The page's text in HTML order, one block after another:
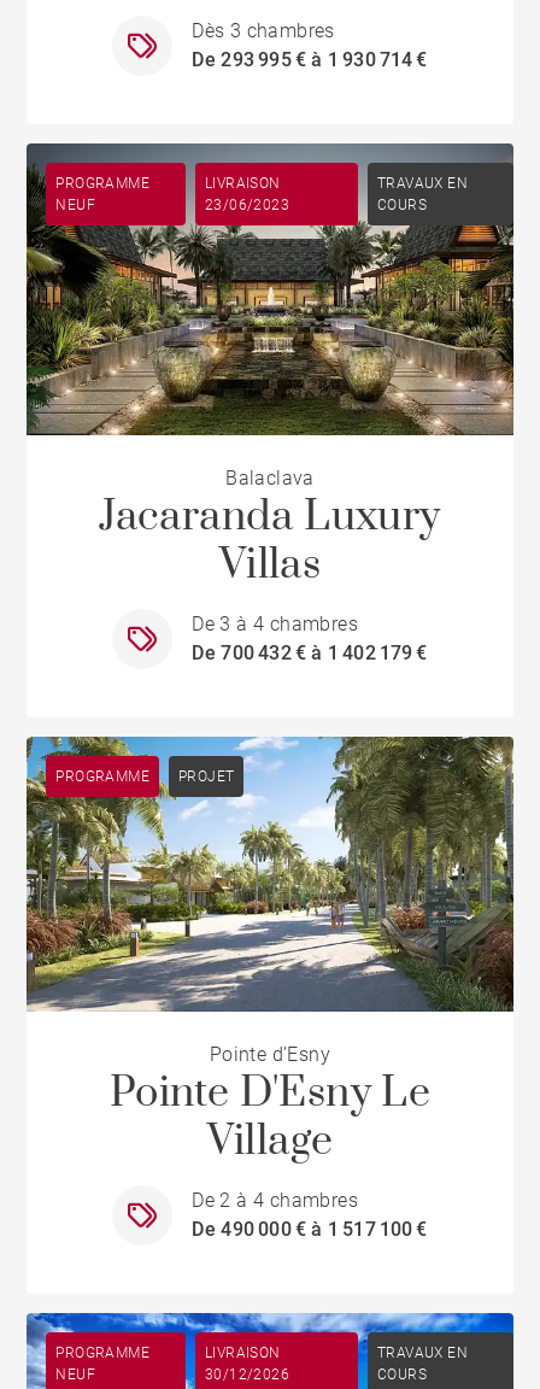
Dès 3 chambres
De 293 995 € à 1 930 714 €
PROGRAMME
NEUF
LIVRAISON
23/06/2023
TRAVAUX EN
COURS
Balaclava
Jacaranda Luxury
Villas
De 3 à 4 chambres
De 700 432 € à 1 402 179 €
PROGRAMME PROJET
Pointe d’Esny
Pointe D'Esny Le
Village
De 2 à 4 chambres
De 490 000 € à 1 517 100 €
PROGRAMME
NEUF
LIVRAISON
30/12/2026
TRAVAUX EN
COURS